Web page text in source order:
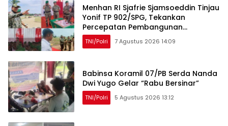
Menhan RI Sjafrie Sjamsoeddin Tinjau
Yonif TP 902/SPG, Tekankan
Percepatan Pembangunan
Pangkalan dan Pengabdian Prajurit
kepada Rakyat
TNI/Polri 7 Agustus 2026 14:09
Babinsa Koramil 07/PB Serda Nanda
Dwi Yugo Gelar “Rabu Bersinar”
TNI/Polri 5 Agustus 2026 13:12